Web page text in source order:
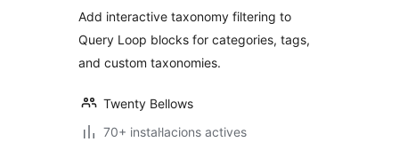
Add interactive taxonomy filtering to
Query Loop blocks for categories, tags,
and custom taxonomies.
Twenty Bellows
70+ instal·lacions actives